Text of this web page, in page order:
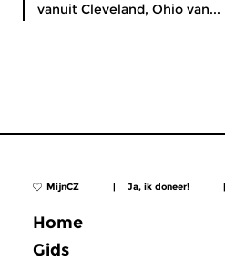
vanuit Cleveland, Ohio van...
MijnCZ | Ja, ik doneer! |
Home
Gids